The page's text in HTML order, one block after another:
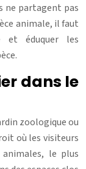
ne partagent pas
animale, il faut
et éduquer les
dans le
zoologique ou
où les visiteurs
animales, le plus